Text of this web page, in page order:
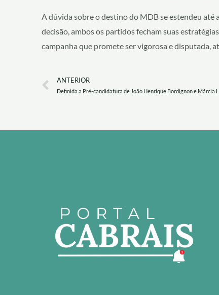
A dúvida sobre o destino do MDB se estendeu até
decisão, ambos os partidos fecham suas
campanha que promete ser vigorosa e disputada,
Prev
ANTERIOR
Definida a Pré-candidatura de João Henrique Bordignon e Márcia